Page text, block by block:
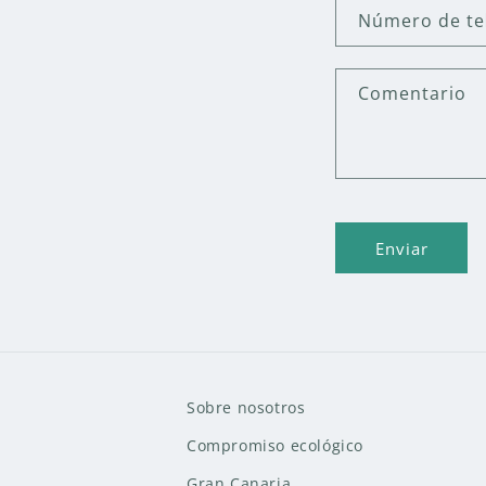
m
u
r
d
t
Número de
Comentario
Enviar
Sobre nosotros
Compromiso ecológico